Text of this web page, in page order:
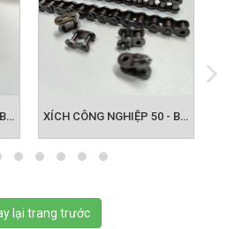
XÍCH CÔNG NGHIỆP 41 - BƯỚC XÍCH 12.700 XÍCH CÔNG NGHIỆP 50 - BƯỚC XÍCH 15.875